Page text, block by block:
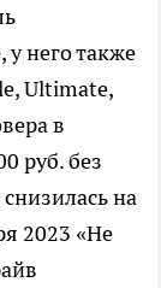
него также
Ultimate,
в
руб. без
на
2023 «Не